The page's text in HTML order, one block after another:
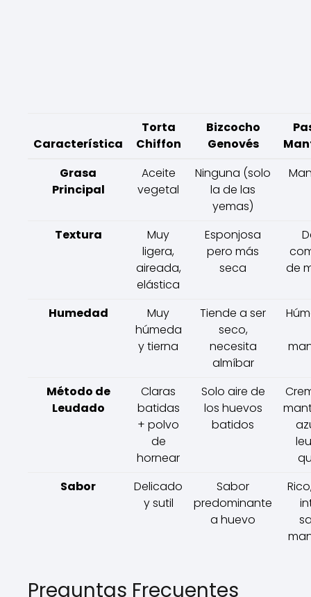
Característica
Torta
Chiffon
Bizcocho
Genovés
Grasa
Principal
Aceite
vegetal
Ninguna (solo
la de las
yemas)
Textura
Muy
ligera,
aireada,
elástica
Esponjosa
pero más
seca
de
Humedad
Muy
húmeda
y tierna
Tiende a ser
seco,
necesita
almíbar
Método de
Leudado
Claras
batidas
+ polvo
de
hornear
Solo aire de
los huevos
batidos
Sabor
Delicado
y sutil
Sabor
predominante
a huevo
Preguntas Frecuentes